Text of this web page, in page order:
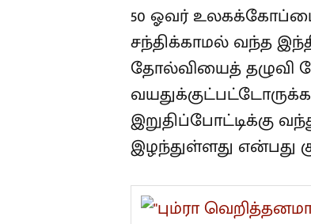
50 ஓவர்
சந்திக்காமல் வந்த
தோல்வியைத் தழுவி
இறுதிப்போட்டிக்கு
இழந்துள்ளது என்பது